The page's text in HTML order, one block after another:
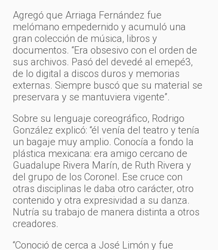
Agregó que Arriaga Fernández fue
melómano empedernido y acumuló una
gran colección de música, libros y
documentos. “Era obsesivo con el orden de
sus archivos. Pasó del devedé al emepé3,
de lo digital a discos duros y memorias
externas. Siempre buscó que su material se
preservara y se mantuviera vigente”.
Sobre su lenguaje coreográfico, Rodrigo
González explicó: “él venía del teatro y tenía
un bagaje muy amplio. Conocía a fondo la
plástica mexicana: era amigo cercano de
Guadalupe Rivera Marín, de Ruth Rivera y
del grupo de los Coronel. Ese cruce con
otras disciplinas le daba otro carácter, otro
contenido y otra expresividad a su danza.
Nutría su trabajo de manera distinta a otros
creadores.
“Conoció de cerca a José Limón y fue